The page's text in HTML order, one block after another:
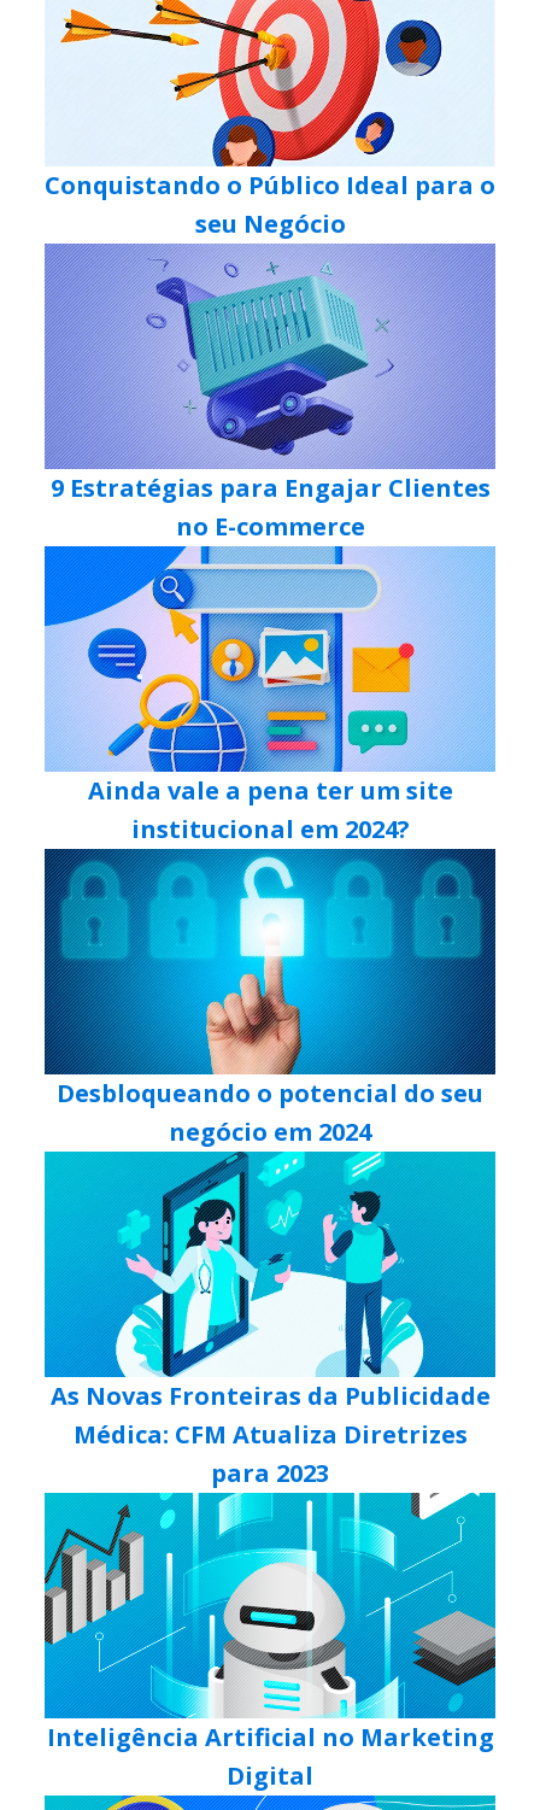
Conquistando o Público Ideal para o
seu Negócio
9 Estratégias para Engajar Clientes
no E-commerce
Ainda vale a pena ter um site
institucional em 2024?
Desbloqueando o potencial do seu
negócio em 2024
As Novas Fronteiras da Publicidade
Médica: CFM Atualiza Diretrizes
para 2023
Inteligência Artificial no Marketing
Digital